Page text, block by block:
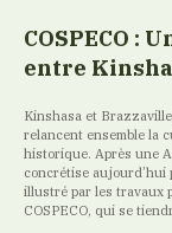
COSPECO :
entre
Kinshasa et
relancent ensemble la
historique. Après une
concrétise aujourd’hui
illustré par les travaux
COSPECO, qui se